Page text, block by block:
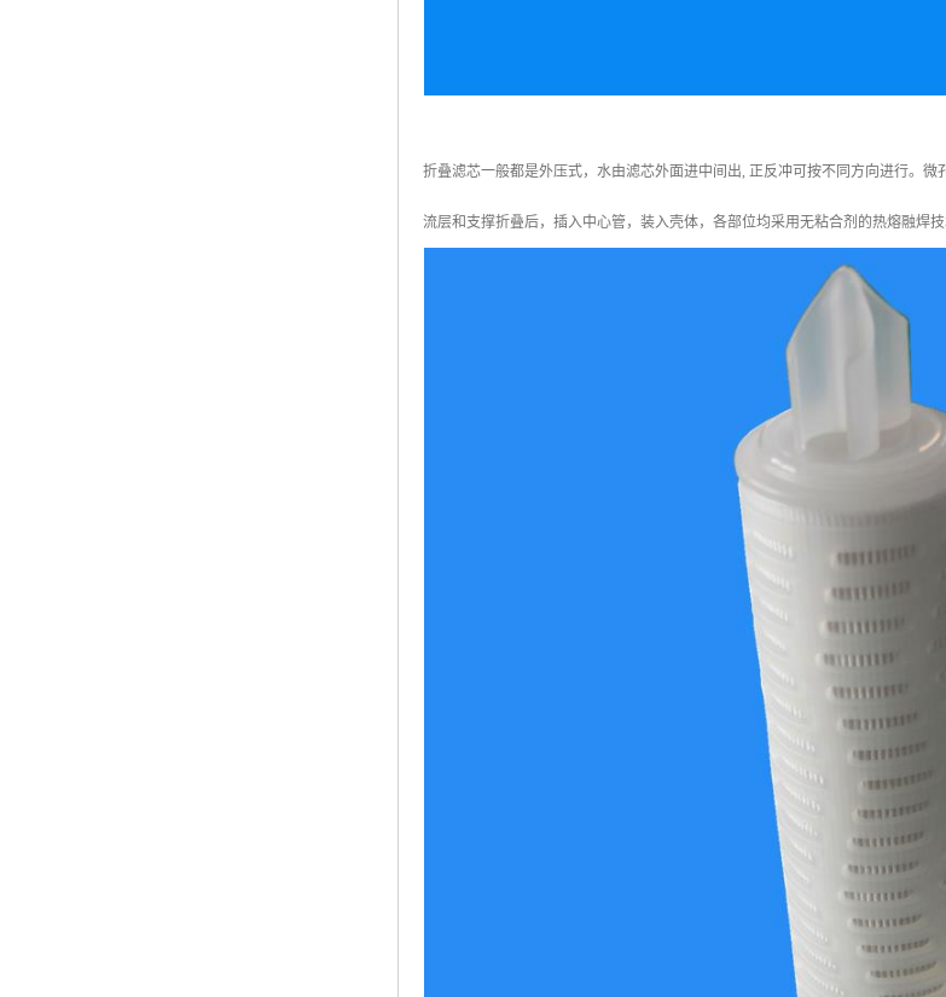
折叠滤芯一般都是外压式，水由滤芯外面进中间出, 正反冲可按不同方向进行。
流层和支撑折叠后，插入中心管，装入壳体，各部位均采用无粘合剂的热熔融焊